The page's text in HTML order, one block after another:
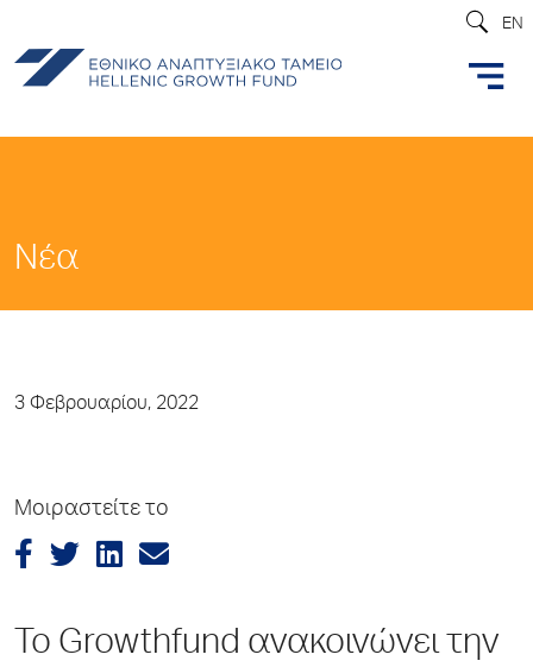
EN
Νέα
3 Φεβρουαρίου, 2022
Μοιραστείτε το
Το Growthfund ανακοινώνει την